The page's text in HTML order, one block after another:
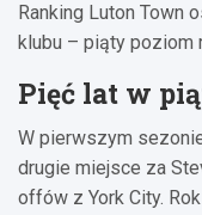
Ranking Luton Town
klubu – piąty poziom
Pięć lat w
W pierwszym
drugie miejsce za
offów z York City.